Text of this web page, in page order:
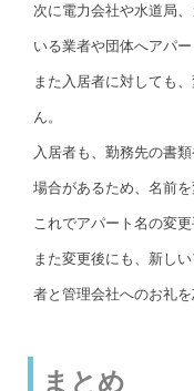
次に電力会社や水道局
いる業者や団体へアパ
また入居者に対しても
ん。
入居者も、勤務先の書
場合があるため、名前
これでアパート名の変
また変更後にも、新し
者と管理会社へのお礼
まとめ